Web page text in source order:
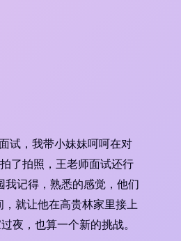
试，我带小妹妹呵呵在对
了拍照，王老师面试还行
记得，熟悉的感觉，他们
就让他在高贵林家里接上
，也算一个新的挑战。